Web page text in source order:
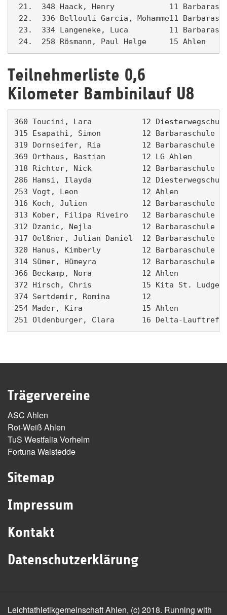
21.  348 Haack, Henry            11
22.  336 Bellouli Garcia, Mohamme11
23.  334 Langeneke, Luca         11
Teilnehmerliste 0,6
Kilometer Bambinilauf U8
360 Toucini, Lara           12
315 Esapathi, Simon         12
319 Dornseifer, Ria         12
369 Orthaus, Bastian        12 LG
318 Richter, Nick           12
286 Hamsi, Ilayda           12
253 Vogt, Leon              12
316 Koch, Julien            12
313 Kober, Filipa Riveiro   12
312 Dzanic, Nejla           12
317 Oelßner, Julian Daniel  12
320 Hanus, Kimberly         12
314 Sümer, Hümeyra          12
366 Beckamp, Nora           12
372 Hirsch, Chris           15 Kita St.
374 Sertdemir, Romina
254 Mader, Kira             15
251 Oldenburger, Clara      16 Delta-Lauftreff
Trägervereine
ASC Ahlen
Rot-Weiß Ahlen
TuS Westfalia Vorhelm
Fortuna Walstedde
Sitemap
Impressum
Kontakt
Datenschutzerklärung
Leichtathletikgemeinschaft Ahlen, (c) 2018. Running with